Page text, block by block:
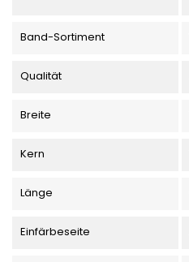
Band-Sortiment
Qualität
Breite
Kern
Länge
Einfärbeseite